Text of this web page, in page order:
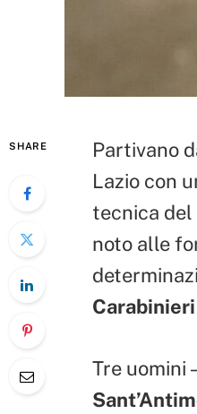
SHARE Partivano
Lazio con
tecnica
noto alle
Tre uomini